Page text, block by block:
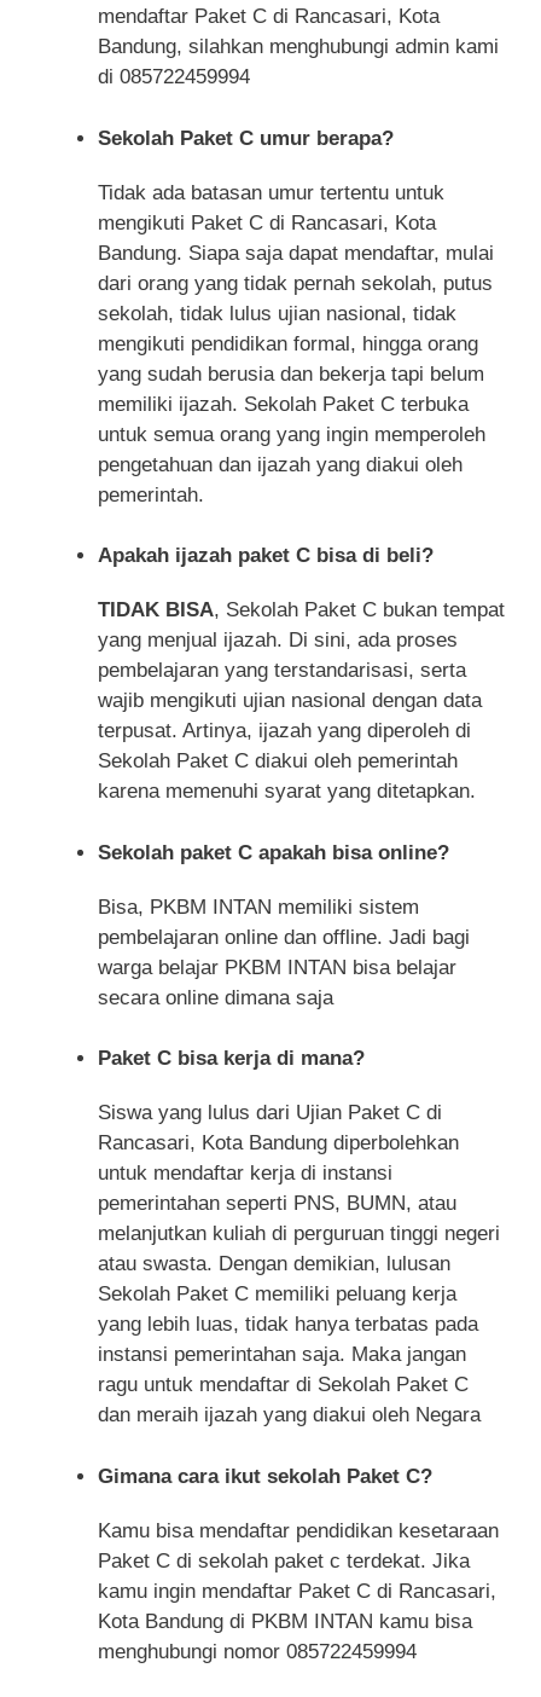
mendaftar Paket C di Rancasari, Kota
Bandung, silahkan menghubungi admin kami
di 085722459994
Sekolah Paket C umur berapa?
Tidak ada batasan umur tertentu untuk
mengikuti Paket C di Rancasari, Kota
Bandung. Siapa saja dapat mendaftar, mulai
dari orang yang tidak pernah sekolah, putus
sekolah, tidak lulus ujian nasional, tidak
mengikuti pendidikan formal, hingga orang
yang sudah berusia dan bekerja tapi belum
memiliki ijazah. Sekolah Paket C terbuka
untuk semua orang yang ingin memperoleh
pengetahuan dan ijazah yang diakui oleh
pemerintah.
Apakah ijazah paket C bisa di beli?
TIDAK BISA, Sekolah Paket C bukan tempat
yang menjual ijazah. Di sini, ada proses
pembelajaran yang terstandarisasi, serta
wajib mengikuti ujian nasional dengan data
terpusat. Artinya, ijazah yang diperoleh di
Sekolah Paket C diakui oleh pemerintah
karena memenuhi syarat yang ditetapkan.
Sekolah paket C apakah bisa online?
Bisa, PKBM INTAN memiliki sistem
pembelajaran online dan offline. Jadi bagi
warga belajar PKBM INTAN bisa belajar
secara online dimana saja
Paket C bisa kerja di mana?
Siswa yang lulus dari Ujian Paket C di
Rancasari, Kota Bandung diperbolehkan
untuk mendaftar kerja di instansi
pemerintahan seperti PNS, BUMN, atau
melanjutkan kuliah di perguruan tinggi negeri
atau swasta. Dengan demikian, lulusan
Sekolah Paket C memiliki peluang kerja
yang lebih luas, tidak hanya terbatas pada
instansi pemerintahan saja. Maka jangan
ragu untuk mendaftar di Sekolah Paket C
dan meraih ijazah yang diakui oleh Negara
Gimana cara ikut sekolah Paket C?
Kamu bisa mendaftar pendidikan kesetaraan
Paket C di sekolah paket c terdekat. Jika
kamu ingin mendaftar Paket C di Rancasari,
Kota Bandung di PKBM INTAN kamu bisa
menghubungi nomor 085722459994